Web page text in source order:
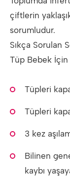
çiftlerin
sorumludur.
Sıkça Sorulan
Tüp Bebek
Tüpleri
Tüpleri
3 kez
Bilinen
kaybı